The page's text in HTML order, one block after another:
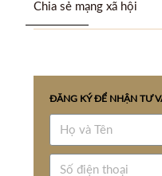
Chia sẻ mạng xã hội
ĐĂNG KÝ ĐỂ NHẬN TƯ